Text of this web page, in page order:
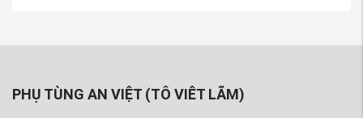
PHỤ TÙNG AN VIỆT (TÔ VIÊT LÃM)